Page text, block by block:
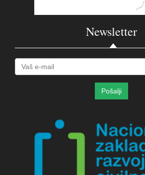
Newsletter